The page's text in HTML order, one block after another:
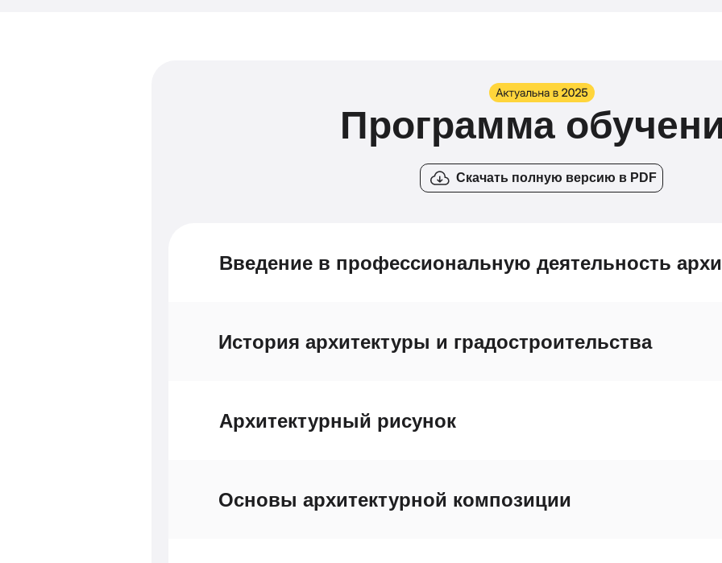
Введение в профессиональную деятельность
История архитектуры и градостроительства
Архитектурный рисунок
Основы архитектурной композиции
Программа
Скачать полную версию в PDF